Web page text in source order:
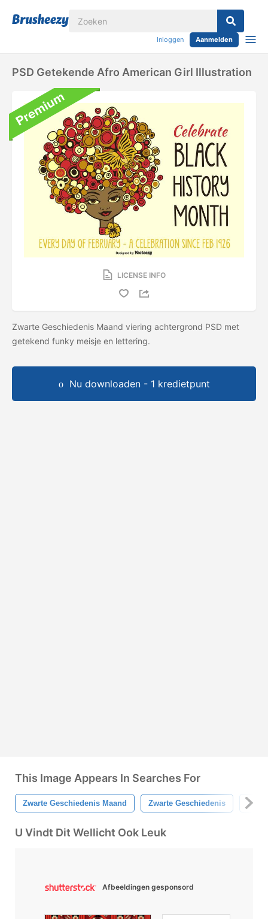
Inloggen Aanmelden
PSD Getekende Afro American Girl Illustration
LICENSE INFO
Zwarte Geschiedenis Maand viering achtergrond PSD met
getekend funky meisje en lettering.
Nu downloaden - 1 kredietpunt
This Image Appears In Searches For
Zwarte Geschiedenis Maand Zwarte Geschiedenis Zwart
U Vindt Dit Wellicht Ook Leuk
Afbeeldingen gesponsord